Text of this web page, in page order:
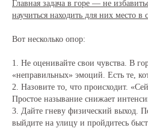
Главная задача в горе — не
научиться находить для них место
Вот несколько опор:
1. Не оценивайте свои чувства. В
«неправильных» эмоций. Есть те,
2. Назовите то, что происходит.
Простое называние снижает
3. Дайте гневу физический выход.
выйдите на улицу и пройдитесь